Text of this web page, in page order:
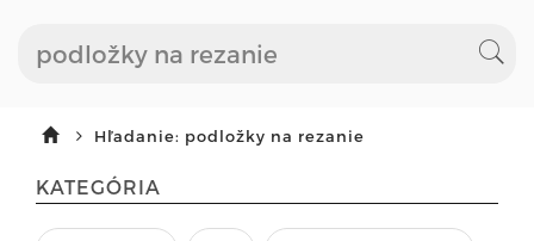
Hľadanie: podložky na rezanie
KATEGÓRIA